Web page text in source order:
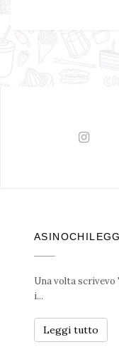
Una volta scrivevo
i...
Leggi tutto